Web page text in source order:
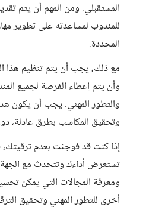
المستقبلي. ومن المهم أن يتم
للمندوب لمساعدته على تطوير
المحددة.
مع ذلك، يجب أن يتم تنظيم هذا
وأن يتم إعطاء الفرصة لجميع
والتطور المهني. يجب أن يكون
وتحقيق المكاسب بطرق عادلة،
إذا كنت قد فوجئت بعدم
تستعرض أداءك وتتحدث مع الجهة
ومعرفة المجالات التي يمكن
أخرى للتطور المهني وتحقيق